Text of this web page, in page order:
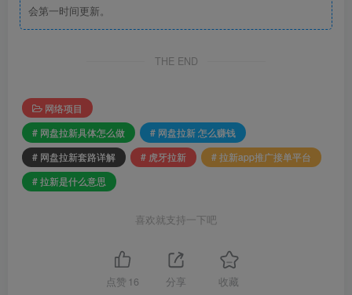
会第一时间更新。
THE END
网络项目
# 网盘拉新具体怎么做
# 网盘拉新 怎么赚钱
# 网盘拉新套路详解
# 虎牙拉新
# 拉新app推广接单平台
# 拉新是什么意思
喜欢就支持一下吧
点赞 16 分享 收藏